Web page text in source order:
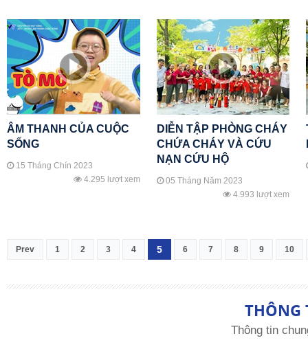
ÂM THANH CỦA CUỘC
SỐNG
15 Tháng Chín 2023
4.295 lượt xem
DIỄN TẬP PHÒNG CHÁY
CHỨA CHÁY VÀ CỨU
NẠN CỨU HỘ
05 Tháng Năm 2023
4.993 lượt xem
Prev 1 2 3 4 5 6 7 8 9 10
THÔNG
Thông tin